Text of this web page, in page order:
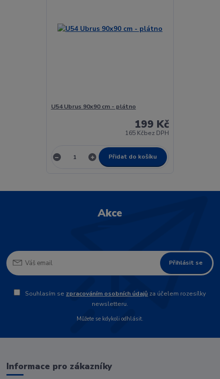
U54 Ubrus 90x90 cm - plátno
199 Kč
165 Kčbez DPH
Přidat do košíku
Akce
Přihlásit se
Souhlasím se zpracováním osobních údajů za účelem rozesílky
newsletteru.
Můžete se kdykoli odhlásit.
Informace pro zákazníky